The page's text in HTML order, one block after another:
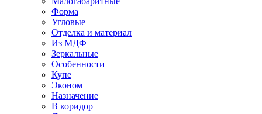
Форма
Угловые
Отделка и материал
Из МДФ
Зеркальные
Особенности
Купе
Эконом
Назначение
В коридор